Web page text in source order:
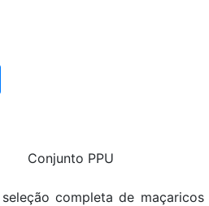
Conjunto PPU
completa de